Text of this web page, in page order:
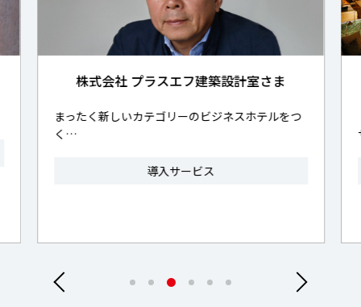
フ建築設計室さま
のビジネスホテルをつ
ホテル ココ・グラン高
「自動精算機」の導入でフロント